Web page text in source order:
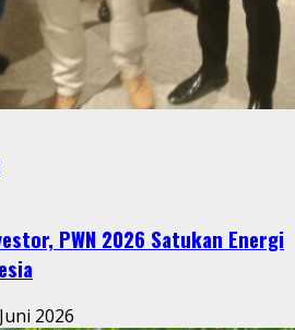
PWN 2026 Satukan Energi
2026